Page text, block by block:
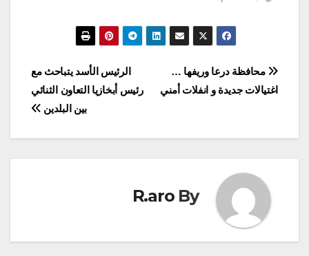
والتركمي منذ اندلاع
الأزمة في سوريا منذ 11
الدفاع التركية: إن رؤساء
المخابرات السورية
والتركية والروسية أيضاً…
تصفّح
المقالات
الرئيس الأسد يتباحث مع
رئيس أبخازيا التعاون الثنائي
بين البلدين
محافظة درعا وريفها …
اغتيالات جديدة و انفلات أمني
By
R.aro